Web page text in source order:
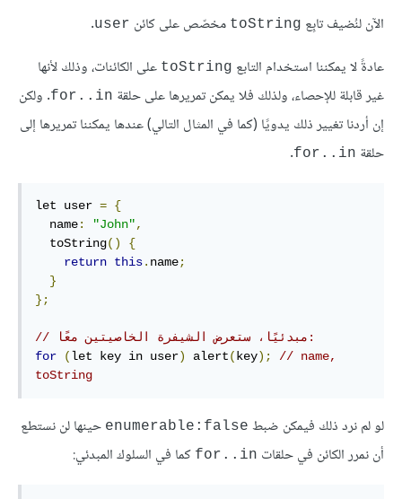
الآن لنُضيف تابِع toString مخصّص على كائن user
.
عادةً لا يمكننا استخدام التابع toString على الكائنات، وذلك لأنها
غير قابلة للإحصاء، ولذلك فلا يمكن تمريرها على حلقة for..in. ولكن
إن أردنا تغيير ذلك يدويًا (كما في المثال التالي) عندها يمكننا تمريرها إلى
حلقة for..in
.
let user = {
  name
: "John",
  toString
()
{
return this. name;
}
};
// مبدئيًا، ستعرض الشيفرة الخاصيتين معًا:
for
(let key in user) alert(key);
// name,
toString
لو لم نرد ذلك فيمكن ضبط enumerable:false حينها لن نستطع
أن نمرر الكائن في حلقات for..in كما في السلوك المبدئي: